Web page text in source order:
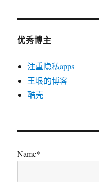
优秀博主
注重隐私apps
王垠的博客
酷壳
Name*